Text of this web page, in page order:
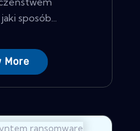
sposób...
More